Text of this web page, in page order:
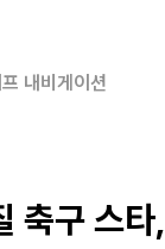
내비게이션
축구 스